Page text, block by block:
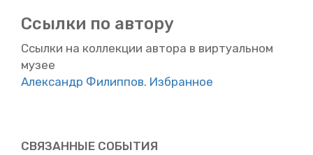
Cсыл­ки по ав­то­ру
Ссыл­ки на кол­лек­ции ав­то­ра в вир­ту­аль­ном
музее
Алек­сандр Фи­лип­пов. Из­бран­ное
СВЯ­ЗАН­НЫЕ СО­БЫ­ТИЯ